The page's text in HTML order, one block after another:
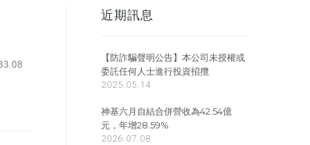
近期訊息
【防詐騙聲明公告】本公司未授權或
委託任何人士進行投資招攬
2025.05.14
神基六月自結合併營收為42.54億
元，年增28.59%
2026.07.08